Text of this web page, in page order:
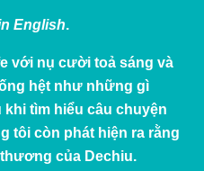
English.
với nụ cười toả sáng và
hệt như những gì
tìm hiểu câu chuyện
tôi còn phát hiện ra rằng
của Dechiu.